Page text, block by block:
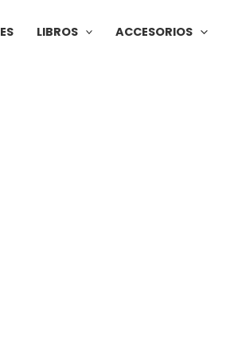
LIBROS ACCESORIOS